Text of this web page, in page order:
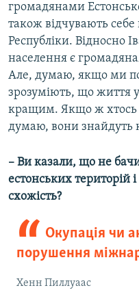
громадянами
також відчувають
Республіки. Відносно
населення є
Але, думаю, якщо ми
зрозуміють, що життя
кращим. Якщо ж хтось
думаю, вони знайдуть
– Ви казали, що не
естонських територій
схожість?
Окупація чи
порушення
Хенн Пиллуаас